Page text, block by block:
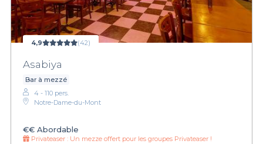
4,9 (42)
Asabiya
Bar à mezzé
4 - 110 pers.
Notre-Dame-du-Mont
€€ Abordable
Privateaser : Un mezze offert pour les groupes Privateaser !